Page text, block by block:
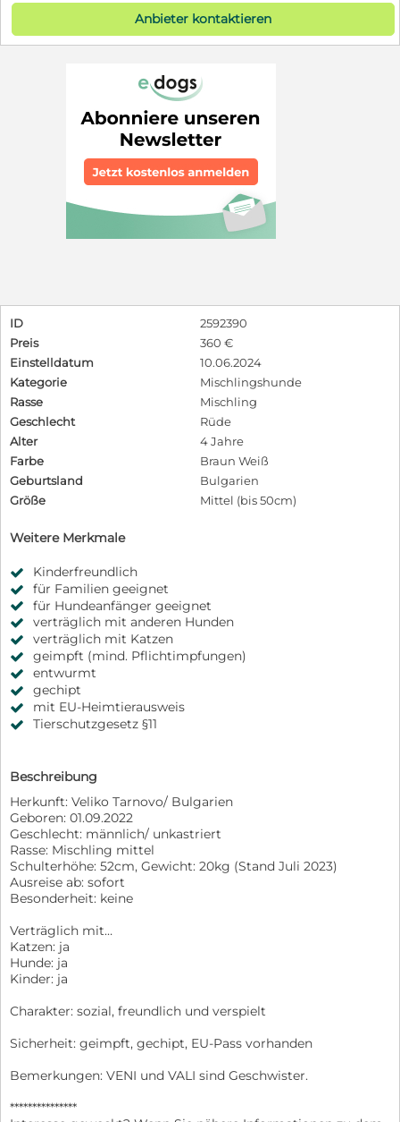
Anbieter kontaktieren
ID
2592390
Preis
360 €
Einstelldatum
10.06.2024
Kategorie
Mischlingshunde
Rasse
Mischling
Geschlecht
Rüde
Alter
4 Jahre
Farbe
Braun Weiß
Geburtsland
Bulgarien
Größe
Mittel (bis 50cm)
Weitere Merkmale
Kinderfreundlich
für Familien geeignet
für Hundeanfänger geeignet
verträglich mit anderen Hunden
verträglich mit Katzen
geimpft (mind. Pflichtimpfungen)
entwurmt
gechipt
mit EU-Heimtierausweis
Tierschutzgesetz §11
Beschreibung
Herkunft: Veliko Tarnovo/ Bulgarien
Geboren: 01.09.2022
Geschlecht: männlich/ unkastriert
Rasse: Mischling mittel
Schulterhöhe: 52cm, Gewicht: 20kg (Stand Juli 2023)
Ausreise ab: sofort
Besonderheit: keine
Verträglich mit…
Katzen: ja
Hunde: ja
Kinder: ja
Charakter: sozial, freundlich und verspielt
Sicherheit: geimpft, gechipt, EU-Pass vorhanden
Bemerkungen: VENI und VALI sind Geschwister.
***************